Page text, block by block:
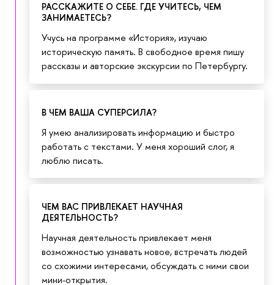
РАССКАЖИТЕ О СЕБЕ. ГДЕ УЧИТЕСЬ, ЧЕМ
ЗАНИМАЕТЕСЬ?
Учусь на программе «История», изучаю
историческую память. В свободное время пишу
рассказы и авторские экскурсии по Петербургу.
В ЧЕМ ВАША СУПЕРСИЛА?
Я умею анализировать информацию и быстро
работать с текстами. У меня хороший слог, я
люблю писать.
ЧЕМ ВАС ПРИВЛЕКАЕТ НАУЧНАЯ
ДЕЯТЕЛЬНОСТЬ?
Научная деятельность привлекает меня
возможностью узнавать новое, встречать людей
со схожими интересами, обсуждать с ними свои
мини-открытия.